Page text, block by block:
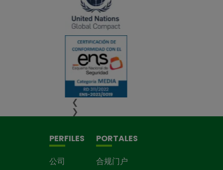
❮
❯
PERFILES
公司
PORTALES
合规门户